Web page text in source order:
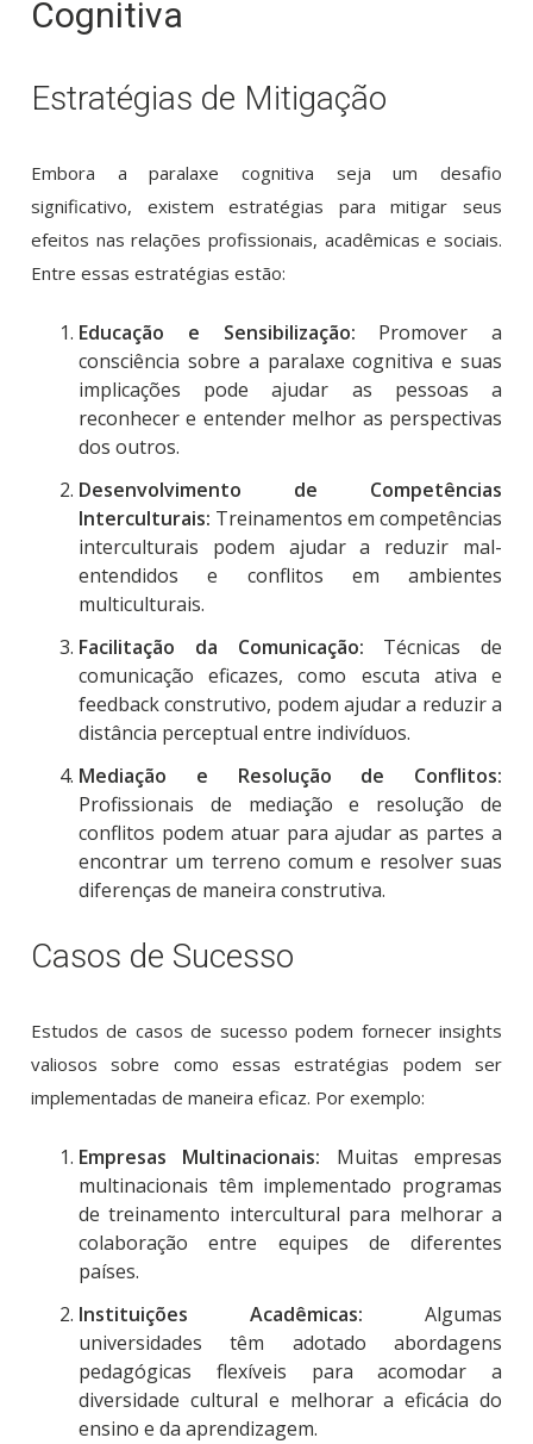
Cognitiva
Estratégias de Mitigação
Embora a paralaxe cognitiva seja um desafio
significativo, existem estratégias para mitigar seus
efeitos nas relações profissionais, acadêmicas e sociais.
Entre essas estratégias estão:
Educação e Sensibilização: Promover a
consciência sobre a paralaxe cognitiva e suas
implicações pode ajudar as pessoas a
reconhecer e entender melhor as perspectivas
dos outros.
Desenvolvimento de Competências
Interculturais: Treinamentos em competências
interculturais podem ajudar a reduzir mal-
entendidos e conflitos em ambientes
multiculturais.
Facilitação da Comunicação: Técnicas de
comunicação eficazes, como escuta ativa e
feedback construtivo, podem ajudar a reduzir a
distância perceptual entre indivíduos.
Mediação e Resolução de Conflitos:
Profissionais de mediação e resolução de
conflitos podem atuar para ajudar as partes a
encontrar um terreno comum e resolver suas
diferenças de maneira construtiva.
Casos de Sucesso
Estudos de casos de sucesso podem fornecer insights
valiosos sobre como essas estratégias podem ser
implementadas de maneira eficaz. Por exemplo:
Empresas Multinacionais: Muitas empresas
multinacionais têm implementado programas
de treinamento intercultural para melhorar a
colaboração entre equipes de diferentes
países.
Instituições Acadêmicas: Algumas
universidades têm adotado abordagens
pedagógicas flexíveis para acomodar a
diversidade cultural e melhorar a eficácia do
ensino e da aprendizagem.